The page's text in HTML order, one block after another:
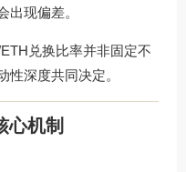
出现偏差。
兑换比率并非固定不
性深度共同决定。
心机制